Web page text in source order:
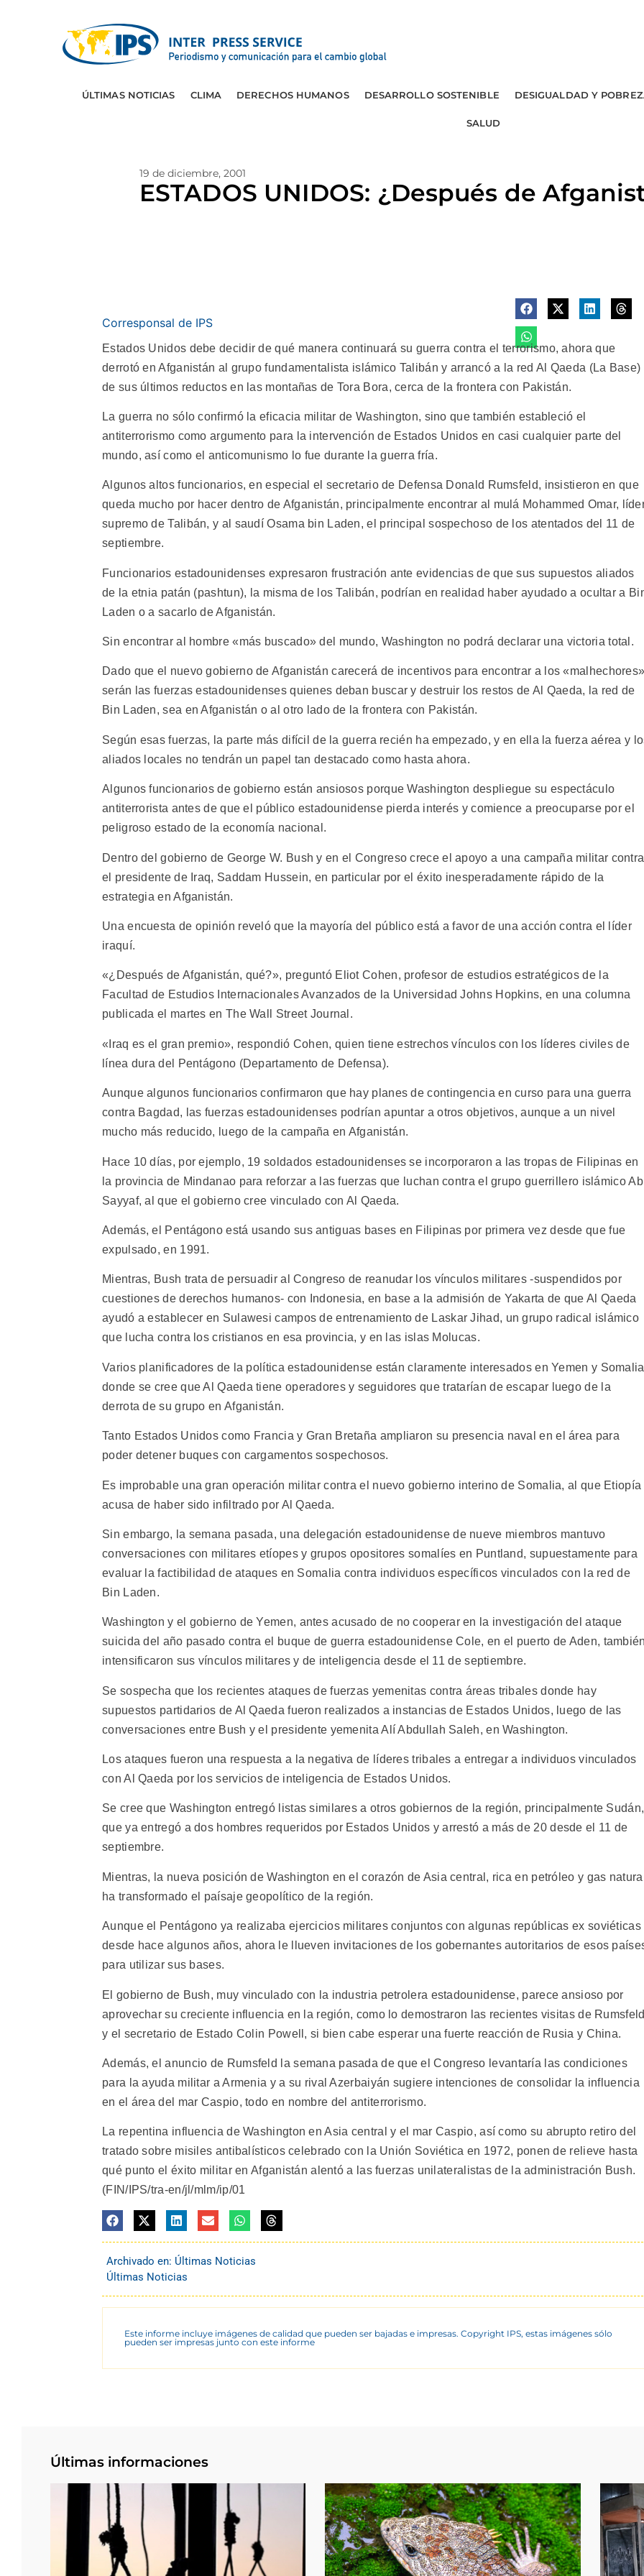
ÚLTIMAS NOTICIAS CLIMA DERECHOS HUMANOS DESARROLLO SOSTENIBLE DESIGUALDAD Y
SALUD
19 de diciembre, 2001
ESTADOS UNIDOS: ¿Después de
Corresponsal de IPS
Estados Unidos debe decidir de qué manera continuará su guerra contra el terrorismo, ahora que
derrotó en Afganistán al grupo fundamentalista islámico Talibán y arrancó a la red Al Qaeda (La Base)
de sus últimos reductos en las montañas de Tora Bora, cerca de la frontera con Pakistán.
La guerra no sólo confirmó la eficacia militar de Washington, sino que también estableció el
antiterrorismo como argumento para la intervención de Estados Unidos en casi cualquier parte del
mundo, así como el anticomunismo lo fue durante la guerra fría.
Algunos altos funcionarios, en especial el secretario de Defensa Donald Rumsfeld, insistieron en que
queda mucho por hacer dentro de Afganistán, principalmente encontrar al mulá Mohammed Omar,
supremo de Talibán, y al saudí Osama bin Laden, el principal sospechoso de los atentados del 11 de
septiembre.
Funcionarios estadounidenses expresaron frustración ante evidencias de que sus supuestos aliados
de la etnia patán (pashtun), la misma de los Talibán, podrían en realidad haber ayudado a ocultar a
Laden o a sacarlo de Afganistán.
Sin encontrar al hombre «más buscado» del mundo, Washington no podrá declarar una victoria total.
Dado que el nuevo gobierno de Afganistán carecerá de incentivos para encontrar a los
serán las fuerzas estadounidenses quienes deban buscar y destruir los restos de Al Qaeda, la red de
Bin Laden, sea en Afganistán o al otro lado de la frontera con Pakistán.
Según esas fuerzas, la parte más difícil de la guerra recién ha empezado, y en ella la fuerza aérea y
aliados locales no tendrán un papel tan destacado como hasta ahora.
Algunos funcionarios de gobierno están ansiosos porque Washington despliegue su espectáculo
antiterrorista antes de que el público estadounidense pierda interés y comience a preocuparse por el
peligroso estado de la economía nacional.
Dentro del gobierno de George W. Bush y en el Congreso crece el apoyo a una campaña militar contra
el presidente de Iraq, Saddam Hussein, en particular por el éxito inesperadamente rápido de la
estrategia en Afganistán.
Una encuesta de opinión reveló que la mayoría del público está a favor de una acción contra el líder
iraquí.
«¿Después de Afganistán, qué?», preguntó Eliot Cohen, profesor de estudios estratégicos de la
Facultad de Estudios Internacionales Avanzados de la Universidad Johns Hopkins, en una columna
publicada el martes en The Wall Street Journal.
«Iraq es el gran premio», respondió Cohen, quien tiene estrechos vínculos con los líderes civiles de
línea dura del Pentágono (Departamento de Defensa).
Aunque algunos funcionarios confirmaron que hay planes de contingencia en curso para una guerra
contra Bagdad, las fuerzas estadounidenses podrían apuntar a otros objetivos, aunque a un nivel
mucho más reducido, luego de la campaña en Afganistán.
Hace 10 días, por ejemplo, 19 soldados estadounidenses se incorporaron a las tropas de Filipinas en
la provincia de Mindanao para reforzar a las fuerzas que luchan contra el grupo guerrillero islámico
Sayyaf, al que el gobierno cree vinculado con Al Qaeda.
Además, el Pentágono está usando sus antiguas bases en Filipinas por primera vez desde que fue
expulsado, en 1991.
Mientras, Bush trata de persuadir al Congreso de reanudar los vínculos militares -suspendidos por
cuestiones de derechos humanos- con Indonesia, en base a la admisión de Yakarta de que Al Qaeda
ayudó a establecer en Sulawesi campos de entrenamiento de Laskar Jihad, un grupo radical islámico
que lucha contra los cristianos en esa provincia, y en las islas Molucas.
Varios planificadores de la política estadounidense están claramente interesados en Yemen y
donde se cree que Al Qaeda tiene operadores y seguidores que tratarían de escapar luego de la
derrota de su grupo en Afganistán.
Tanto Estados Unidos como Francia y Gran Bretaña ampliaron su presencia naval en el área para
poder detener buques con cargamentos sospechosos.
Es improbable una gran operación militar contra el nuevo gobierno interino de Somalia, al que Etiopía
acusa de haber sido infiltrado por Al Qaeda.
Sin embargo, la semana pasada, una delegación estadounidense de nueve miembros mantuvo
conversaciones con militares etíopes y grupos opositores somalíes en Puntland, supuestamente para
evaluar la factibilidad de ataques en Somalia contra individuos específicos vinculados con la red de
Bin Laden.
Washington y el gobierno de Yemen, antes acusado de no cooperar en la investigación del ataque
suicida del año pasado contra el buque de guerra estadounidense Cole, en el puerto de Aden,
intensificaron sus vínculos militares y de inteligencia desde el 11 de septiembre.
Se sospecha que los recientes ataques de fuerzas yemenitas contra áreas tribales donde hay
supuestos partidarios de Al Qaeda fueron realizados a instancias de Estados Unidos, luego de las
conversaciones entre Bush y el presidente yemenita Alí Abdullah Saleh, en Washington.
Los ataques fueron una respuesta a la negativa de líderes tribales a entregar a individuos vinculados
con Al Qaeda por los servicios de inteligencia de Estados Unidos.
Se cree que Washington entregó listas similares a otros gobiernos de la región, principalmente Sudán,
que ya entregó a dos hombres requeridos por Estados Unidos y arrestó a más de 20 desde el 11 de
septiembre.
Mientras, la nueva posición de Washington en el corazón de Asia central, rica en petróleo y gas
ha transformado el paísaje geopolítico de la región.
Aunque el Pentágono ya realizaba ejercicios militares conjuntos con algunas repúblicas ex soviéticas
desde hace algunos años, ahora le llueven invitaciones de los gobernantes autoritarios de esos
para utilizar sus bases.
El gobierno de Bush, muy vinculado con la industria petrolera estadounidense, parece ansioso por
aprovechar su creciente influencia en la región, como lo demostraron las recientes visitas de
y el secretario de Estado Colin Powell, si bien cabe esperar una fuerte reacción de Rusia y China.
Además, el anuncio de Rumsfeld la semana pasada de que el Congreso levantaría las condiciones
para la ayuda militar a Armenia y a su rival Azerbaiyán sugiere intenciones de consolidar la influencia
en el área del mar Caspio, todo en nombre del antiterrorismo.
La repentina influencia de Washington en Asia central y el mar Caspio, así como su abrupto retiro del
tratado sobre misiles antibalísticos celebrado con la Unión Soviética en 1972, ponen de relieve hasta
qué punto el éxito militar en Afganistán alentó a las fuerzas unilateralistas de la administración Bush.
(FIN/IPS/tra-en/jl/mlm/ip/01
Archivado en: Últimas Noticias
Últimas Noticias
Este informe incluye imágenes de calidad que pueden ser bajadas e impresas. Copyright IPS, estas imágenes sólo
pueden ser impresas junto con este informe
Últimas informaciones